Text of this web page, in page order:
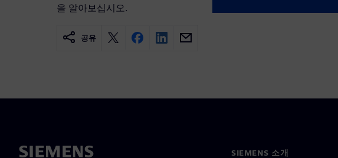
을 알아보십시오.
공유
SIEMENS 소개